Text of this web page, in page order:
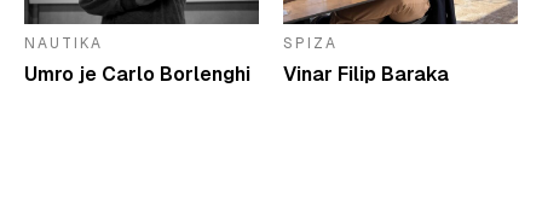
NAUTIKA
Umro je Carlo Borlenghi
SPIZA
Vinar Filip Baraka